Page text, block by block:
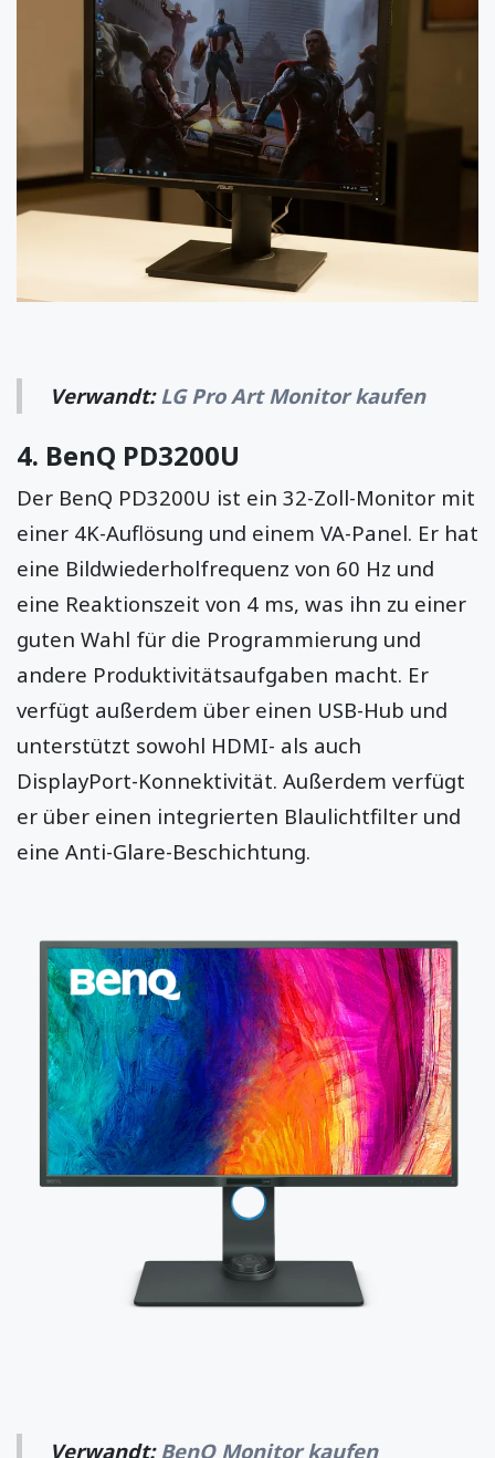
Verwandt:LG Pro Art Monitor kaufen
4. BenQ PD3200U
Der BenQ PD3200U ist ein 32-Zoll-Monitor mit
einer 4K-Auflösung und einem VA-Panel. Er hat
eine Bildwiederholfrequenz von 60 Hz und
eine Reaktionszeit von 4 ms, was ihn zu einer
guten Wahl für die Programmierung und
andere Produktivitätsaufgaben macht. Er
verfügt außerdem über einen USB-Hub und
unterstützt sowohl HDMI- als auch
DisplayPort-Konnektivität. Außerdem verfügt
er über einen integrierten Blaulichtfilter und
eine Anti-Glare-Beschichtung.
Verwandt: BenQ Monitor kaufen